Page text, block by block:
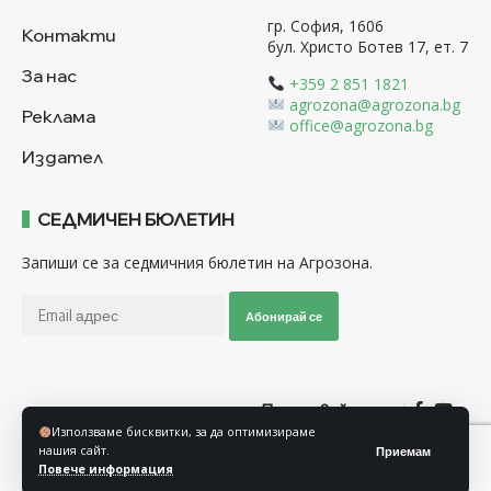
Използваме бисквитки, за да оптимизираме
нашия сайт.
Повече информация
Приемам
Контакти
За нас
Реклама
Издател
гр. София, 1606
бул. Христо Ботев 17, ет. 7
+359 2 851 1821
agrozona@agrozona.bg
office@agrozona.bg
СЕДМИЧЕН БЮЛЕТИН
Запиши се за седмичния бюлетин на Агрозона.
Абонирай се
Последвайте ни
Общи условия
Политика за използване на “Бисквитки”